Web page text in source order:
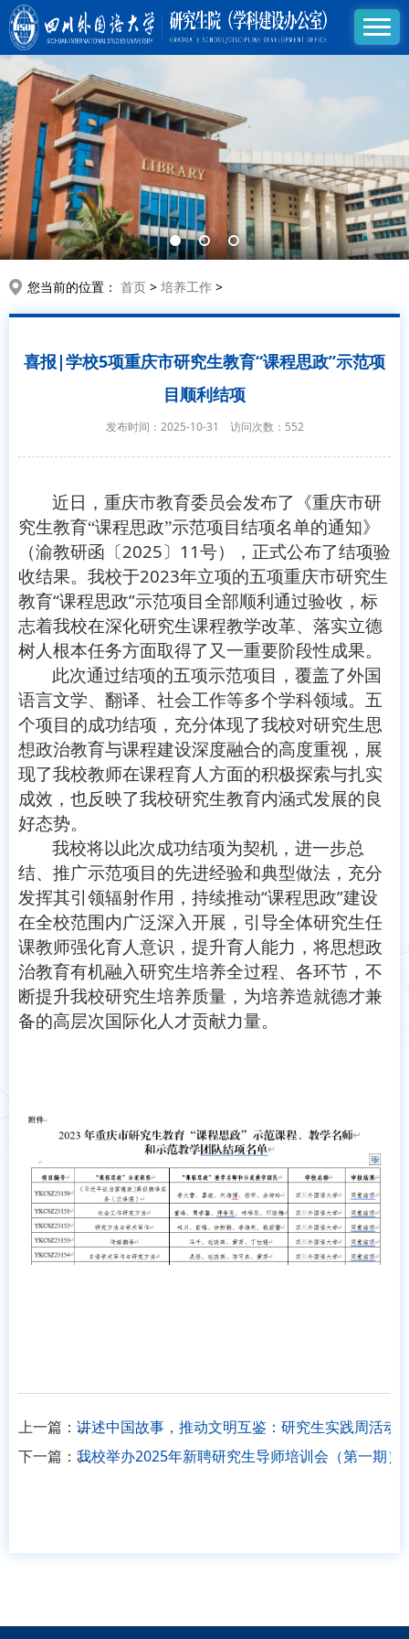
您当前的位置： 首页 > 培养工作 >
喜报|学校5项重庆市研究生教育“课程思政”示范项
目顺利结项
发布时间：2025-10-31 访问次数： 552
近日，重庆市教育委员会发布了《重庆市研
究生教育“课程思政”示范项目结项名单的通知》
（渝教研函〔 2025 〕 11号），正式公布了结项验
收结果。我校于2023年立项的五项重庆市研究生
教育“课程思政”示范项目全部顺利通过验收，标
志着我校在深化研究生课程教学改革、落实立德
树人根本任务方面取得了又一重要阶段性成果。
此次通过结项的五项示范项目，覆盖了外国
语言文学、翻译、社会工作等多个学科领域。五
个项目的成功结项，充分体现了我校对研究生思
想政治教育与课程建设深度融合的高度重视，展
现了我校教师在课程育人方面的积极探索与扎实
成效，也反映了我校研究生教育内涵式发展的良
好态势。
我校将以此次成功结项为契机，进一步总
结、推广示范项目的先进经验和典型做法，充分
发挥其引领辐射作用，持续推动“课程思政”建设
在全校范围内广泛深入开展，引导全体研究生任
课教师强化育人意识，提升育人能力，将思想政
治教育有机融入研究生培养全过程、各环节，不
断提升我校研究生培养质量，为培养造就德才兼
备的高层次国际化人才贡献力量。
上一篇： 讲述中国故事，推动文明互鉴：研究生实践周活动
下一篇： 我校举办2025年新聘研究生导师培训会（第一期）